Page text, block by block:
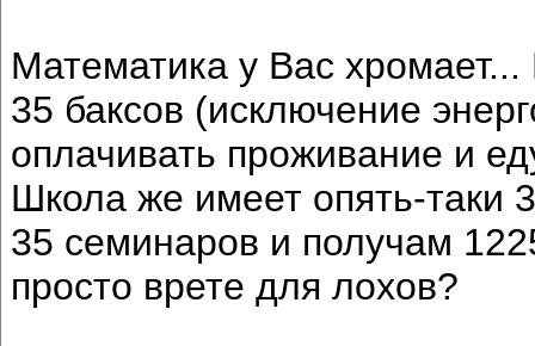
Математика у Вас
35 баксов (исключение
оплачивать проживание и
Школа же имеет опять-таки
35 семинаров и получам
просто врете для лохов?